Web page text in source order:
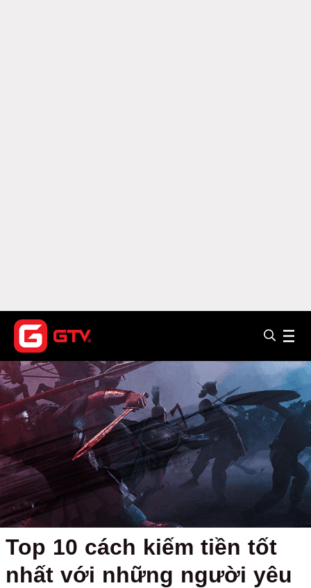
Top 10 cách kiếm tiền tốt
nhất với những người yêu